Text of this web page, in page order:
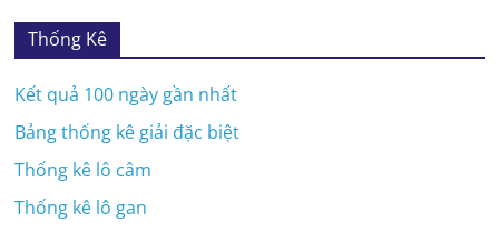
Thống Kê
Kết quả 100 ngày gần nhất
Bảng thống kê giải đặc biệt
Thống kê lô câm
Thống kê lô gan